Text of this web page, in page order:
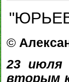
©
23 июля
вторым